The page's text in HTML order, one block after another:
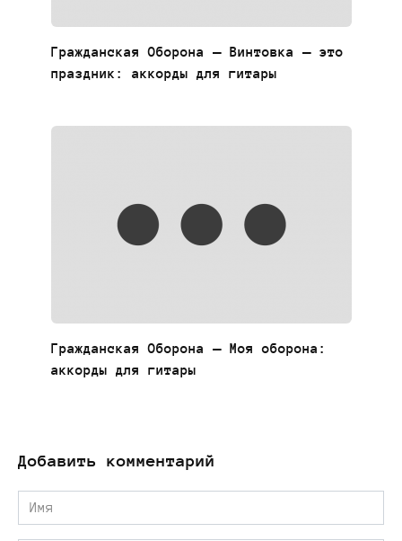
Гражданская Оборона — Винтовка – это
праздник: аккорды для гитары
Гражданская Оборона — Моя оборона:
аккорды для гитары
Добавить комментарий
Имя
*